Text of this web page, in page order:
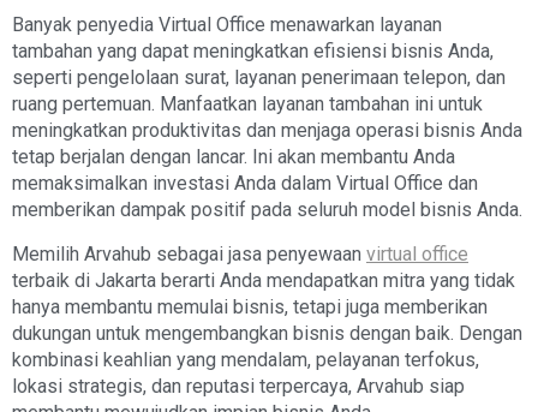
Banyak penyedia Virtual Office menawarkan layanan
tambahan yang dapat meningkatkan efisiensi bisnis Anda,
seperti pengelolaan surat, layanan penerimaan telepon, dan
ruang pertemuan. Manfaatkan layanan tambahan ini untuk
meningkatkan produktivitas dan menjaga operasi bisnis Anda
tetap berjalan dengan lancar. Ini akan membantu Anda
memaksimalkan investasi Anda dalam Virtual Office dan
memberikan dampak positif pada seluruh model bisnis Anda.
Memilih Arvahub sebagai jasa penyewaan virtual office
terbaik di Jakarta berarti Anda mendapatkan mitra yang tidak
hanya membantu memulai bisnis, tetapi juga memberikan
dukungan untuk mengembangkan bisnis dengan baik. Dengan
kombinasi keahlian yang mendalam, pelayanan terfokus,
lokasi strategis, dan reputasi terpercaya, Arvahub siap